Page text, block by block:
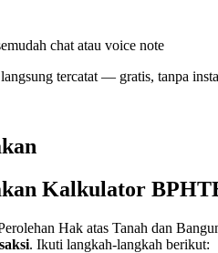
chat atau voice note
tercatat — gratis, tanpa
Kalkulator
Hak atas Tanah dan
. Ikuti langkah-langkah berikut: